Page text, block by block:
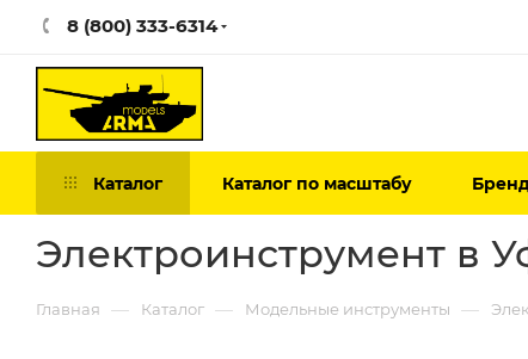
8 (800) 333-6314
Каталог Каталог по масштабу
Электроинструмент в
Главная — Каталог — Модельные инструменты —